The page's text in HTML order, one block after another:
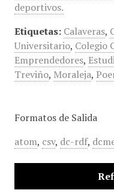
deportivos.
Etiquetas: Calaveras,
Universitario, Colegio
Emprendedores,
Treviño, Moraleja,
Formatos de Salida
atom, csv, dc-rdf,